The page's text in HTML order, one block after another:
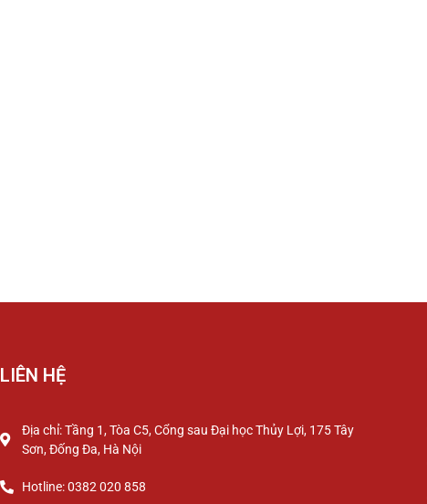
LIÊN HỆ
Địa chỉ: Tầng 1, Tòa C5, Cổng sau Đại học Thủy Lợi, 175 Tây
Sơn, Đống Đa, Hà Nội
Hotline: 0382 020 858